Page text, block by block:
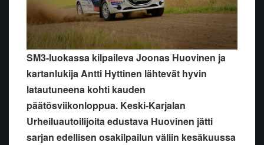
SM3-luokassa kilpaileva Joonas Huovinen ja
kartanlukija Antti Hyttinen lähtevät hyvin
latautuneena kohti kauden
päätösviikonloppua. Keski-Karjalan
Urheiluautoilijoita edustava Huovinen jätti
sarjan edellisen osakilpailun väliin kesäkuussa